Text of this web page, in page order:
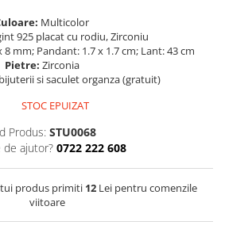
Multicolor
925 placat cu rodiu, Zirconiu
8 mm; Pandant: 1.7 x 1.7 cm; Lant: 43 cm
Pietre: Zirconia
si saculet organza (gratuit)
STOC EPUIZAT
Produs: STU0068
de ajutor? 0722 222 608
produs primiti 12Lei pentru comenzile
viitoare